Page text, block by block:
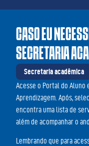
CASO EU
SECRETARIA
Secretaria acadêmica
Acesse o Portal do Aluno
Aprendizagem. Após,
encontra uma lista de
além de acompanhar o
Lembrando que para